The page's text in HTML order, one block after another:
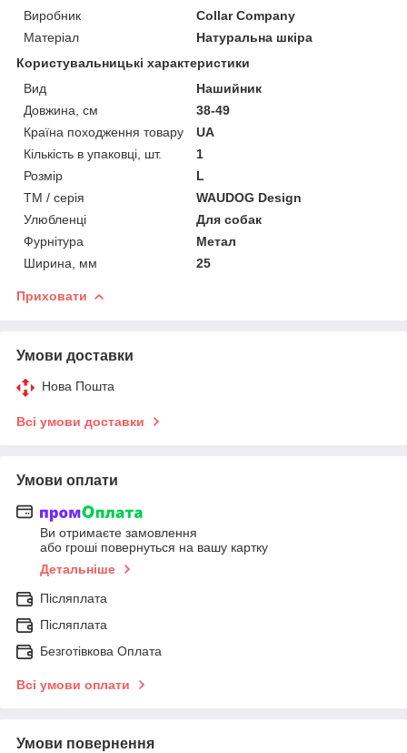
Виробник
Collar Company
Матеріал
Натуральна шкіра
Користувальницькі характеристики
Вид
Нашийник
Довжина, см
38-49
Країна походження товару
UA
Кількість в упаковці, шт.
1
Розмір
L
ТМ / серія
WAUDOG Design
Улюбленці
Для собак
Фурнітура
Метал
Ширина, мм
25
Приховати
Умови доставки
Нова Пошта
Всі умови доставки
Умови оплати
Ви отримаєте замовлення
або гроші повернуться на вашу картку
Детальніше
Післяплата
Післяплата
Безготівкова Оплата
Всі умови оплати
Умови повернення